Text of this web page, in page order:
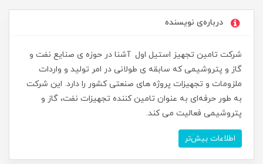
درباره‌ی نویسنده
شرکت تامین تجهیز استیل اول آشنا در حوزه ی صنایع نفت و
گاز و پتروشیمی که سابقه ی طولانی در امر تولید و واردات
ملزومات و تجهیزات پروژه های صنعتی کشور را دارد. این شرکت
به طور حرفه‌ای به عنوان تامین کننده تجهیزات نفت، گاز و
پتروشیمی فعالیت می کند.
اطلاعات بیش‌تر